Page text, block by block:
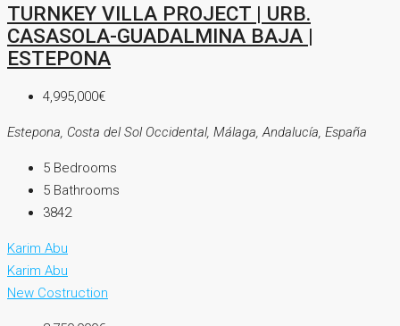
TURNKEY VILLA PROJECT | URB.
CASASOLA-GUADALMINA BAJA |
ESTEPONA
4,995,000€
Estepona, Costa del Sol Occidental, Málaga, Andalucía, España
5 Bedrooms
5 Bathrooms
3842
Karim Abu
Karim Abu
New Costruction